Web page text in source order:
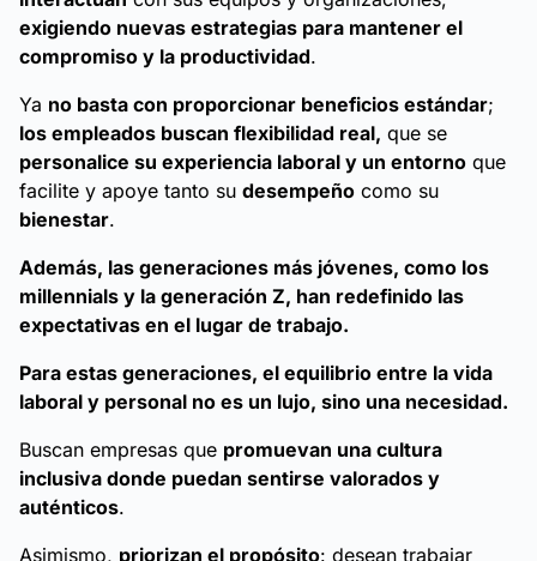
exigiendo nuevas estrategias para mantener el
compromiso y la productividad.
Ya no basta con proporcionar beneficios estándar;
los empleados buscan flexibilidad real, que se
personalice su experiencia laboral y un entorno que
facilite y apoye tanto su desempeño como su
bienestar.
Además, las generaciones más jóvenes, como los
millennials y la generación Z, han redefinido las
expectativas en el lugar de trabajo.
Para estas generaciones, el equilibrio entre la vida
laboral y personal no es un lujo, sino una necesidad.
Buscan empresas que promuevan una cultura
inclusiva donde puedan sentirse valorados y
auténticos.
Asimismo, priorizan el propósito: desean trabajar